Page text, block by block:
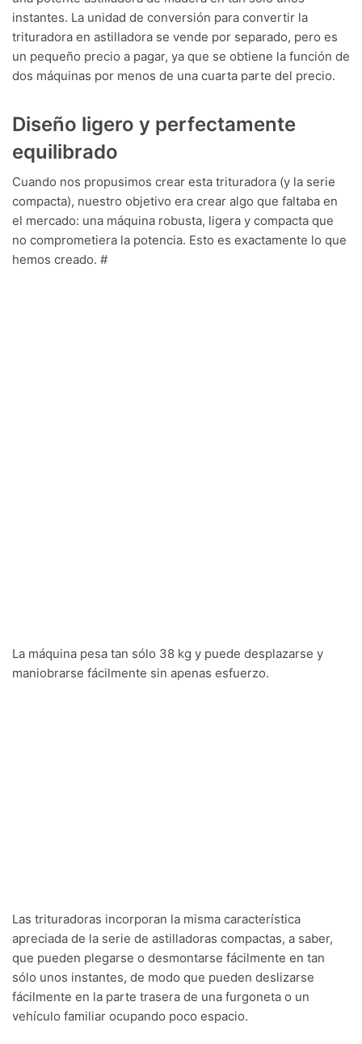
instantes. La unidad de conversión para convertir la
trituradora en astilladora se vende por separado, pero es
un pequeño precio a pagar, ya que se obtiene la función de
dos máquinas por menos de una cuarta parte del precio.
Diseño ligero y perfectamente
equilibrado
Cuando nos propusimos crear esta trituradora (y la serie
compacta), nuestro objetivo era crear algo que faltaba en
el mercado: una máquina robusta, ligera y compacta que
no comprometiera la potencia. Esto es exactamente lo que
hemos creado. #
La máquina pesa tan sólo 38 kg y puede desplazarse y
maniobrarse fácilmente sin apenas esfuerzo.
Las trituradoras incorporan la misma característica
apreciada de la serie de astilladoras compactas, a saber,
que pueden plegarse o desmontarse fácilmente en tan
sólo unos instantes, de modo que pueden deslizarse
fácilmente en la parte trasera de una furgoneta o un
vehículo familiar ocupando poco espacio.